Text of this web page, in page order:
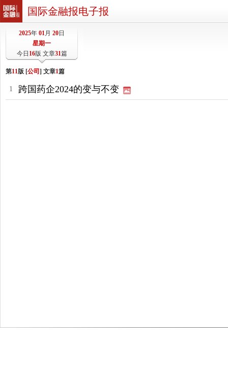
国际金融报电子报
2025年 01月 20日
星期一
今日 16版 文章31篇
第11版 [公司 ] 文章1篇
1 跨国药企2024的变与不变